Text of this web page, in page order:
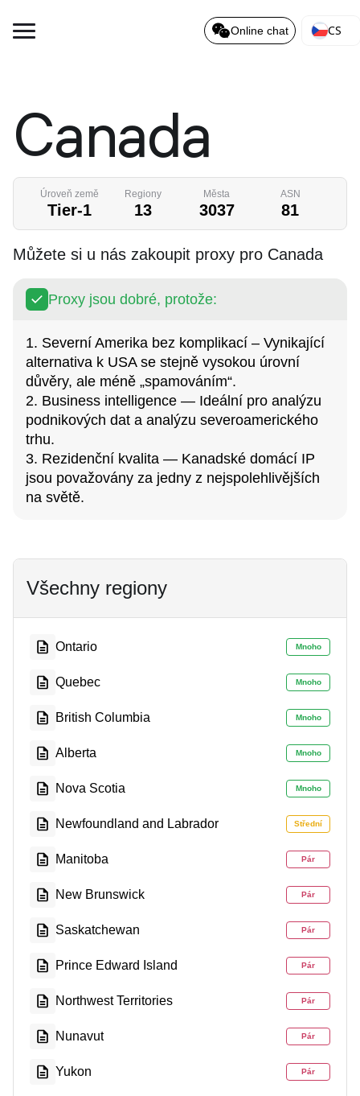
Online chat CS
Canada
Úroveň země
Tier-1
Regiony
13
Města
3037
ASN
81
Můžete si u nás zakoupit proxy pro Canada
Proxy jsou dobré, protože:
1. Severní Amerika bez komplikací – Vynikající
alternativa k USA se stejně vysokou úrovní
důvěry, ale méně „spamováním“.
2. Business intelligence — Ideální pro analýzu
podnikových dat a analýzu severoamerického
trhu.
3. Rezidenční kvalita — Kanadské domácí IP
jsou považovány za jedny z nejspolehlivějších
na světě.
Všechny regiony
Ontario Mnoho
Quebec Mnoho
British Columbia Mnoho
Alberta Mnoho
Nova Scotia Mnoho
Newfoundland and Labrador Střední
Manitoba Pár
New Brunswick Pár
Saskatchewan Pár
Prince Edward Island Pár
Northwest Territories Pár
Nunavut Pár
Yukon Pár